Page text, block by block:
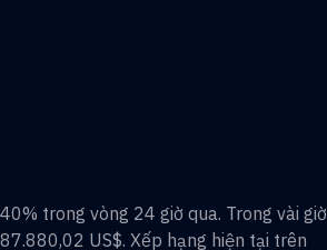
trong vòng 24 giờ qua. Trong vài giờ
US$. Xếp hạng hiện tại trên